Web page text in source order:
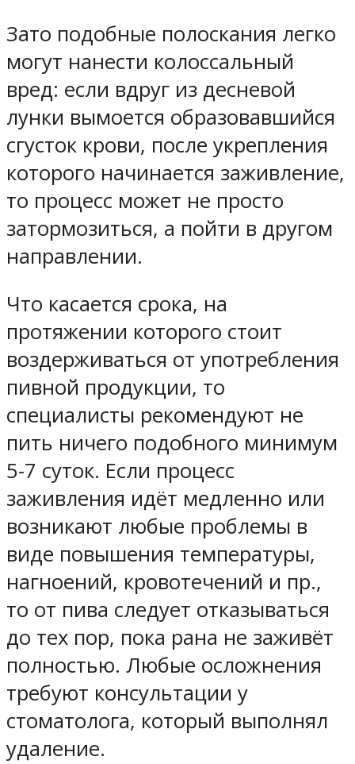
Зато подобные полоскания легко
могут нанести колоссальный
вред: если вдруг из десневой
лунки вымоется образовавшийся
сгусток крови, после укрепления
которого начинается заживление,
то процесс может не просто
затормозиться, а пойти в другом
направлении.
Что касается срока, на
протяжении которого стоит
воздерживаться от употребления
пивной продукции, то
специалисты рекомендуют не
пить ничего подобного минимум
5-7 суток. Если процесс
заживления идёт медленно или
возникают любые проблемы в
виде повышения температуры,
нагноений, кровотечений и пр.,
то от пива следует отказываться
до тех пор, пока рана не заживёт
полностью. Любые осложнения
требуют консультации у
стоматолога, который выполнял
удаление.